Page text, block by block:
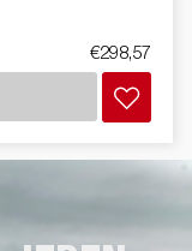
€298,57